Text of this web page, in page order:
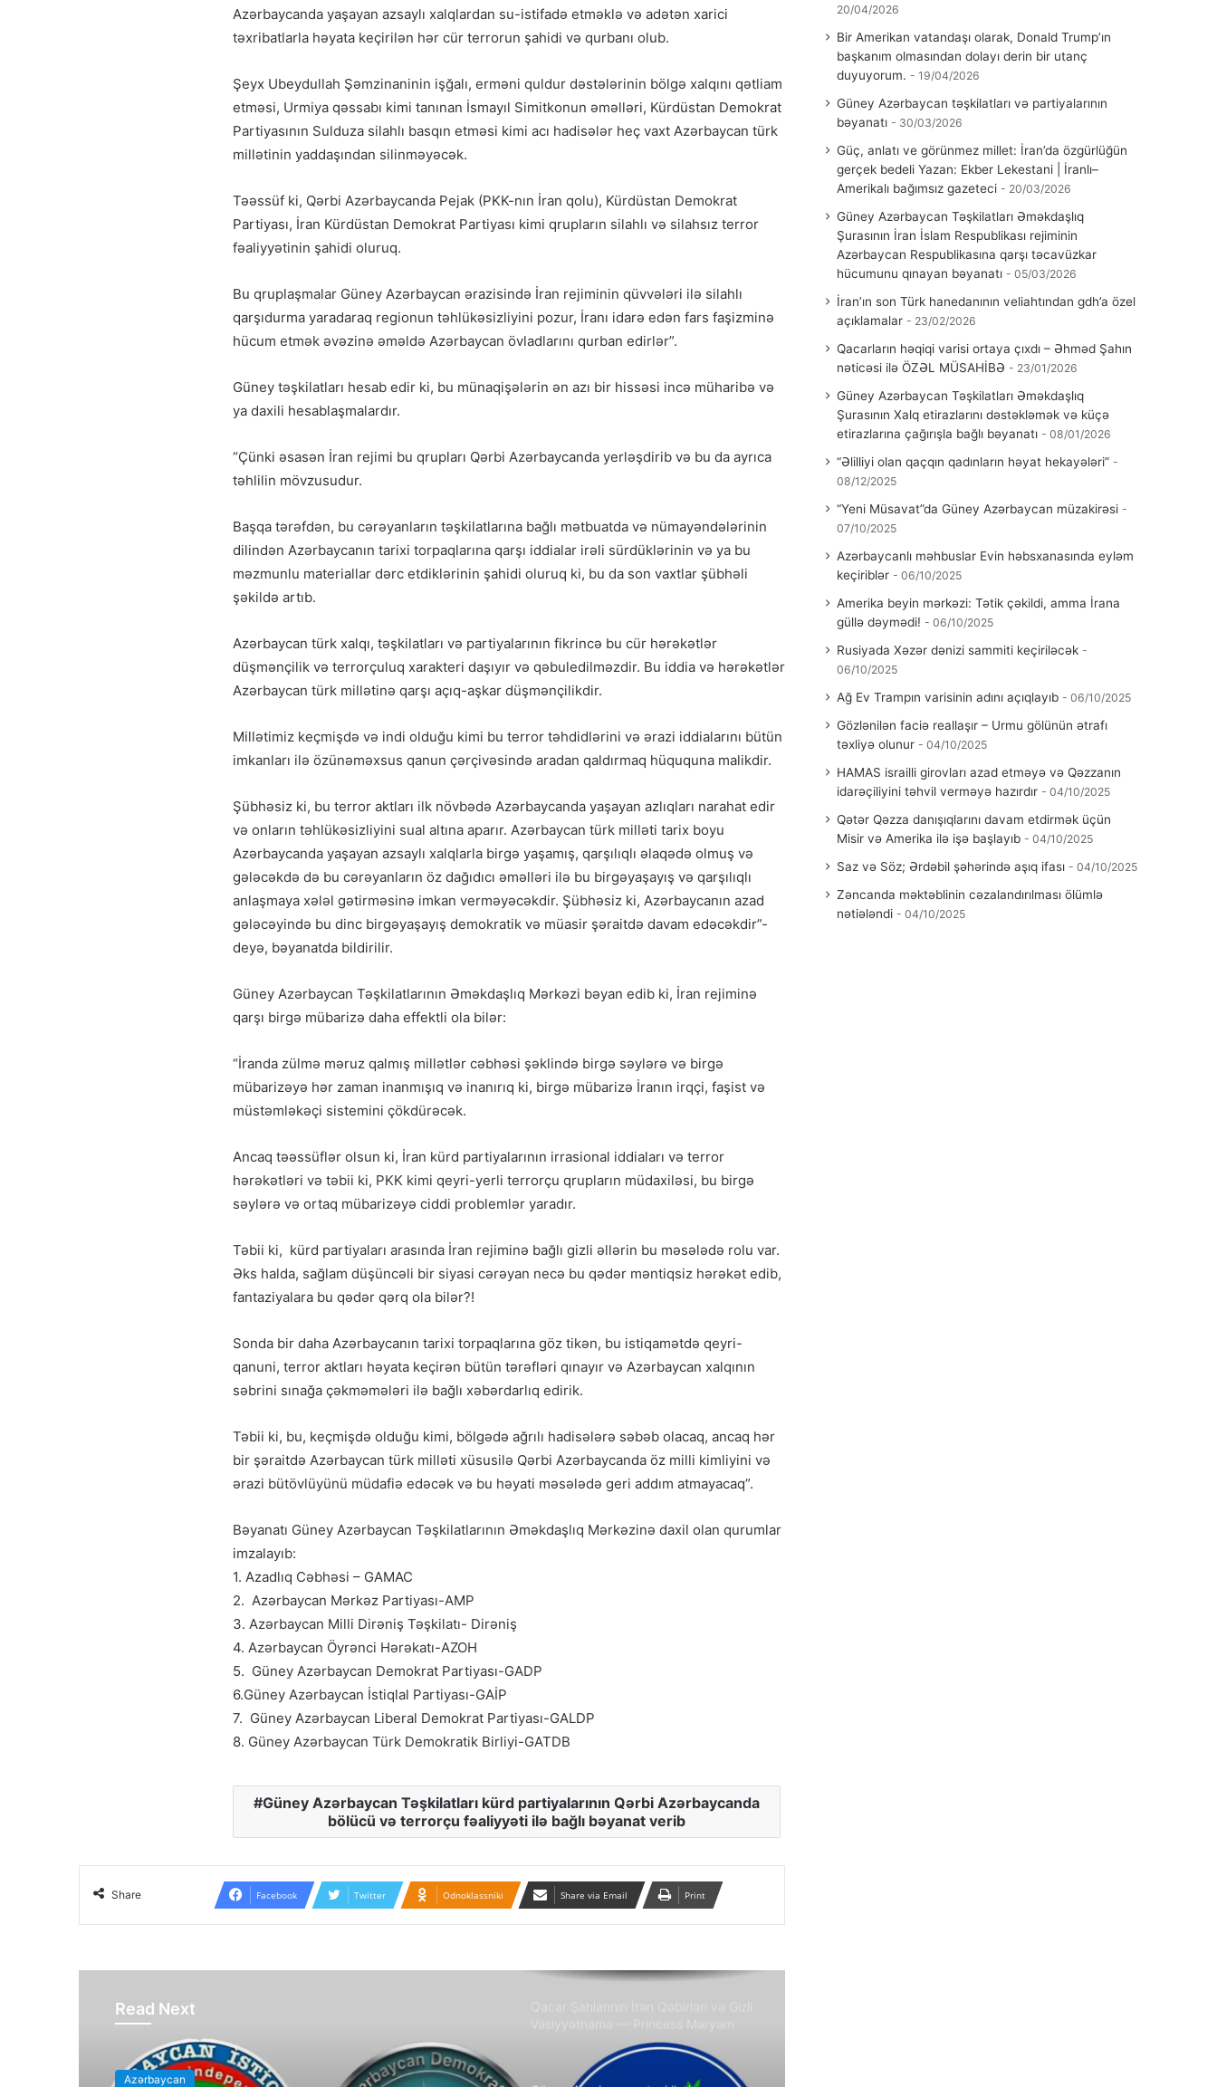
Azərbaycanda yaşayan azsaylı xalqlardan su-istifadə etməklə və adətən xarici
təxribatlarla həyata keçirilən hər cür terrorun şahidi və qurbanı olub.
Şeyx Ubeydullah Şəmzinaninin işğalı, erməni quldur dəstələrinin bölgə xalqını qətliam
etməsi, Urmiya qəssabı kimi tanınan İsmayıl Simitkonun əməlləri, Kürdüstan Demokrat
Partiyasının Sulduza silahlı basqın etməsi kimi acı hadisələr heç vaxt Azərbaycan türk
millətinin yaddaşından silinməyəcək.
Təəssüf ki, Qərbi Azərbaycanda Pejak (PKK-nın İran qolu), Kürdüstan Demokrat
Partiyası, İran Kürdüstan Demokrat Partiyası kimi qrupların silahlı və silahsız terror
fəaliyyətinin şahidi oluruq.
Bu qruplaşmalar Güney Azərbaycan ərazisində İran rejiminin qüvvələri ilə silahlı
qarşıdurma yaradaraq regionun təhlükəsizliyini pozur, İranı idarə edən fars faşizminə
hücum etmək əvəzinə əməldə Azərbaycan övladlarını qurban edirlər”.
Güney təşkilatları hesab edir ki, bu münaqişələrin ən azı bir hissəsi incə müharibə və
ya daxili hesablaşmalardır.
“Çünki əsasən İran rejimi bu qrupları Qərbi Azərbaycanda yerləşdirib və bu da ayrıca
təhlilin mövzusudur.
Başqa tərəfdən, bu cərəyanların təşkilatlarına bağlı mətbuatda və nümayəndələrinin
dilindən Azərbaycanın tarixi torpaqlarına qarşı iddialar irəli sürdüklərinin və ya bu
məzmunlu materiallar dərc etdiklərinin şahidi oluruq ki, bu da son vaxtlar şübhəli
şəkildə artıb.
Azərbaycan türk xalqı, təşkilatları və partiyalarının fikrincə bu cür hərəkətlər
düşmənçilik və terrorçuluq xarakteri daşıyır və qəbuledilməzdir. Bu iddia və hərəkətlər
Azərbaycan türk millətinə qarşı açıq-aşkar düşmənçilikdir.
Millətimiz keçmişdə və indi olduğu kimi bu terror təhdidlərini və ərazi iddialarını bütün
imkanları ilə özünəməxsus qanun çərçivəsində aradan qaldırmaq hüququna malikdir.
Şübhəsiz ki, bu terror aktları ilk növbədə Azərbaycanda yaşayan azlıqları narahat edir
və onların təhlükəsizliyini sual altına aparır. Azərbaycan türk milləti tarix boyu
Azərbaycanda yaşayan azsaylı xalqlarla birgə yaşamış, qarşılıqlı əlaqədə olmuş və
gələcəkdə də bu cərəyanların öz dağıdıcı əməlləri ilə bu birgəyaşayış və qarşılıqlı
anlaşmaya xələl gətirməsinə imkan verməyəcəkdir. Şübhəsiz ki, Azərbaycanın azad
gələcəyində bu dinc birgəyaşayış demokratik və müasir şəraitdə davam edəcəkdir”-
deyə, bəyanatda bildirilir.
Güney Azərbaycan Təşkilatlarının Əməkdaşlıq Mərkəzi bəyan edib ki, İran rejiminə
qarşı birgə mübarizə daha effektli ola bilər:
“İranda zülmə məruz qalmış millətlər cəbhəsi şəklində birgə səylərə və birgə
mübarizəyə hər zaman inanmışıq və inanırıq ki, birgə mübarizə İranın irqçi, faşist və
müstəmləkəçi sistemini çökdürəcək.
Ancaq təəssüflər olsun ki, İran kürd partiyalarının irrasional iddiaları və terror
hərəkətləri və təbii ki, PKK kimi qeyri-yerli terrorçu qrupların müdaxiləsi, bu birgə
səylərə və ortaq mübarizəyə ciddi problemlər yaradır.
Təbii ki, kürd partiyaları arasında İran rejiminə bağlı gizli əllərin bu məsələdə rolu var.
Əks halda, sağlam düşüncəli bir siyasi cərəyan necə bu qədər məntiqsiz hərəkət edib,
fantaziyalara bu qədər qərq ola bilər?!
Sonda bir daha Azərbaycanın tarixi torpaqlarına göz tikən, bu istiqamətdə qeyri-
qanuni, terror aktları həyata keçirən bütün tərəfləri qınayır və Azərbaycan xalqının
səbrini sınağa çəkməmələri ilə bağlı xəbərdarlıq edirik.
Təbii ki, bu, keçmişdə olduğu kimi, bölgədə ağrılı hadisələrə səbəb olacaq, ancaq hər
bir şəraitdə Azərbaycan türk milləti xüsusilə Qərbi Azərbaycanda öz milli kimliyini və
ərazi bütövlüyünü müdafiə edəcək və bu həyati məsələdə geri addım atmayacaq”.
Bəyanatı Güney Azərbaycan Təşkilatlarının Əməkdaşlıq Mərkəzinə daxil olan qurumlar
imzalayıb:
1. Azadlıq Cəbhəsi – GAMAC
2. Azərbaycan Mərkəz Partiyası-AMP
3. Azərbaycan Milli Dirəniş Təşkilatı- Dirəniş
4. Azərbaycan Öyrənci Hərəkatı-AZOH
5. Güney Azərbaycan Demokrat Partiyası-GADP
6.Güney Azərbaycan İstiqlal Partiyası-GAİP
7. Güney Azərbaycan Liberal Demokrat Partiyası-GALDP
8. Güney Azərbaycan Türk Demokratik Birliyi-GATDB
Güney Azərbaycan Təşkilatları kürd partiyalarının Qərbi Azərbaycanda
bölücü və terrorçu fəaliyyəti ilə bağlı bəyanat verib
Share Facebook Twitter Odnoklassniki Share via Email Print
Read Next
Qacarların həqiqi varisi ortaya çıxdı –
Əhməd Şahın nəticəsi ilə ÖZƏL
müzakirəsi
həbsxanasında eyləm keçiriblər
Fəruqi Qacar ilə Özəl Müsahibə
Güney Azərbaycan təşkilatları və
20/04/2026
Bir Amerikan vatandaşı olarak, Donald Trump’ın
başkanım olmasından dolayı derin bir utanç
duyuyorum.
19/04/2026
Güney Azərbaycan təşkilatları və partiyalarının
bəyanatı
30/03/2026
Güç, anlatı ve görünmez millet: İran’da özgürlüğün
gerçek bedeli Yazan: Ekber Lekestani | İranlı–
Amerikalı bağımsız gazeteci
20/03/2026
Güney Azərbaycan Təşkilatları Əməkdaşlıq
Şurasının İran İslam Respublikası rejiminin
Azərbaycan Respublikasına qarşı təcavüzkar
hücumunu qınayan bəyanatı
05/03/2026
İran’ın son Türk hanedanının veliahtından gdh’a özel
açıklamalar
23/02/2026
Qacarların həqiqi varisi ortaya çıxdı – Əhməd Şahın
nəticəsi ilə ÖZƏL MÜSAHİBƏ
23/01/2026
Güney Azərbaycan Təşkilatları Əməkdaşlıq
Şurasının Xalq etirazlarını dəstəkləmək və küçə
etirazlarına çağırışla bağlı bəyanatı
08/01/2026
“Əlilliyi olan qaçqın qadınların həyat hekayələri”
08/12/2025
“Yeni Müsavat”da Güney Azərbaycan müzakirəsi
07/10/2025
Azərbaycanlı məhbuslar Evin həbsxanasında eyləm
keçiriblər
06/10/2025
Amerika beyin mərkəzi: Tətik çəkildi, amma İrana
güllə dəymədi!
06/10/2025
Rusiyada Xəzər dənizi sammiti keçiriləcək
06/10/2025
Ağ Ev Trampın varisinin adını açıqlayıb 06/10/2025
Gözlənilən faciə reallaşır – Urmu gölünün ətrafı
təxliyə olunur
04/10/2025
HAMAS israilli girovları azad etməyə və Qəzzanın
idarəçiliyini təhvil verməyə hazırdır
04/10/2025
Qətər Qəzza danışıqlarını davam etdirmək üçün
Misir və Amerika ilə işə başlayıb
04/10/2025
Saz və Söz; Ərdəbil şəhərində aşıq ifası 04/10/2025
Zəncanda məktəblinin cəzalandırılması ölümlə
nətiələndi
04/10/2025